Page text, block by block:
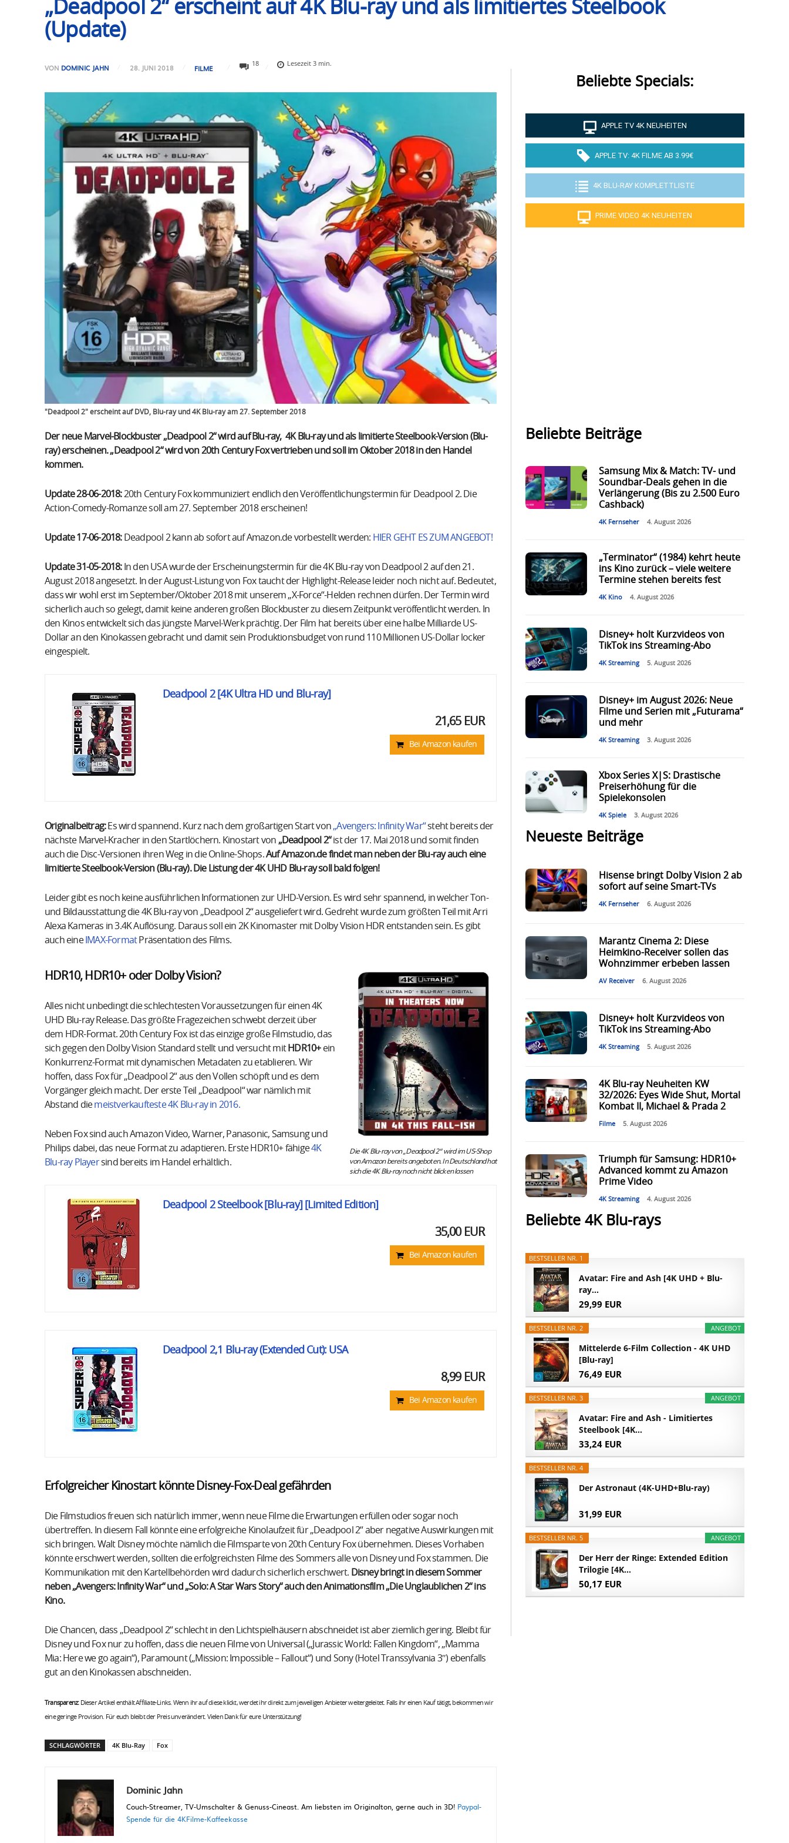
„Deadpool 2“ erscheint auf 4K Blu-ray und als limitiertes Steelbook
(Update)
VON DOMINIC JAHN 28. JUNI 2018 FILME
18 Lesezeit3 min.
"Deadpool 2" erscheint auf DVD, Blu-ray und 4K Blu-ray am 27. September 2018
Der neue Marvel-Blockbuster „Deadpool 2“ wird auf Blu-ray, 4K Blu-ray und als limitierte Steelbook-Version (Blu-
ray) erscheinen. „Deadpool 2“ wird von 20th Century Fox vertrieben und soll im Oktober 2018 in den Handel
kommen.
Update 28-06-2018:20th Century Fox kommuniziert endlich den Veröffentlichungstermin für Deadpool 2. Die
Action-Comedy-Romanze soll am 27. September 2018 erscheinen!
Update 17-06-2018:Deadpool 2 kann ab sofort auf Amazon.de vorbestellt werden: HIER GEHT ES ZUM ANGEBOT!
Update 31-05-2018:In den USA wurde der Erscheinungstermin für die 4K Blu-ray von Deadpool 2 auf den 21.
August 2018 angesetzt. In der August-Listung von Fox taucht der Highlight-Release leider noch nicht auf. Bedeutet,
dass wir wohl erst im September/Oktober 2018 mit unserem „X-Force“-Helden rechnen dürfen. Der Termin wird
sicherlich auch so gelegt, damit keine anderen großen Blockbuster zu diesem Zeitpunkt veröffentlicht werden. In
den Kinos entwickelt sich das jüngste Marvel-Werk prächtig. Der Film hat bereits über eine halbe Milliarde US-
Dollar an den Kinokassen gebracht und damit sein Produktionsbudget von rund 110 Millionen US-Dollar locker
eingespielt.
Deadpool 2 [4K Ultra HD und Blu-ray]
21,65 EUR
Bei Amazon kaufen
Originalbeitrag:Es wird spannend. Kurz nach dem großartigen Start von „Avengers: Infinity War“steht bereits der
nächste Marvel-Kracher in den Startlöchern. Kinostart von „Deadpool 2“ist der 17. Mai 2018 und somit finden
auch die Disc-Versionen ihren Weg in die Online-Shops.Auf Amazon.de findet man neben der Blu-ray auch eine
limitierte Steelbook-Version (Blu-ray). Die Listung der 4K UHD Blu-ray soll bald folgen!
Leider gibt es noch keine ausführlichen Informationen zur UHD-Version. Es wird sehr spannend, in welcher Ton-
und Bildausstattung die 4K Blu-ray von „Deadpool 2“ ausgeliefert wird. Gedreht wurde zum größten Teil mit Arri
Alexa Kameras in 3.4K Auflösung. Daraus soll ein 2K Kinomaster mit Dolby Vision HDR entstanden sein. Es gibt
auch eine IMAX-FormatPräsentation des Films.
Die 4K Blu-ray von „Deadpool 2“ wird im US-Shop
von Amazon bereits angeboten. In Deutschland hat
sich die 4K Blu-ray noch nicht blicken lassen
HDR10, HDR10+ oder Dolby Vision?
Alles nicht unbedingt die schlechtesten Voraussetzungen für einen 4K
UHD Blu-ray Release. Das größte Fragezeichen schwebt derzeit über
dem HDR-Format. 20th Century Fox ist das einzige große Filmstudio, das
sich gegen den Dolby Vision Standard stellt und versucht mit HDR10+ein
Konkurrenz-Format mit dynamischen Metadaten zu etablieren. Wir
hoffen, dass Fox für „Deadpool 2“ aus den Vollen schöpft und es dem
Vorgänger gleich macht. Der erste Teil „Deadpool“ war nämlich mit
Abstand diemeistverkaufteste 4K Blu-ray in 2016.
Neben Fox sind auch Amazon Video, Warner, Panasonic, Samsung und
Philips dabei, das neue Format zu adaptieren. Erste HDR10+ fähige4K
Blu-ray Playersind bereits im Handel erhältlich.
Deadpool 2 Steelbook [Blu-ray] [Limited Edition]
35,00 EUR
Bei Amazon kaufen
Deadpool 2,1 Blu-ray (Extended Cut): USA
8,99 EUR
Bei Amazon kaufen
Erfolgreicher Kinostart könnte Disney-Fox-Deal gefährden
Die Filmstudios freuen sich natürlich immer, wenn neue Filme die Erwartungen erfüllen oder sogar noch
übertreffen. In diesem Fall könnte eine erfolgreiche Kinolaufzeit für „Deadpool 2“ aber negative Auswirkungen mit
sich bringen. Walt Disney möchte nämlich die Filmsparte von 20th Century Fox übernehmen. Dieses Vorhaben
könnte erschwert werden, sollten die erfolgreichsten Filme des Sommers alle von Disney und Fox stammen. Die
Kommunikation mit den Kartellbehörden wird dadurch sicherlich erschwert. Disney bringt in diesem Sommer
neben „Avengers: Infinity War“ und „Solo: A Star Wars Story“ auch den Animationsfilm „Die Unglaublichen 2“ ins
Kino.
Die Chancen, dass „Deadpool 2“ schlecht in den Lichtspielhäusern abschneidet ist aber ziemlich gering. Bleibt für
Disney und Fox nur zu hoffen, dass die neuen Filme von Universal („Jurassic World: Fallen Kingdom“, „Mamma
Mia: Here we go again“), Paramount („Mission: Impossible – Fallout“) und Sony (Hotel Transsylvania 3″) ebenfalls
gut an den Kinokassen abschneiden.
Transparenz:Dieser Artikel enthält Affiliate-Links. Wenn ihr auf diese klickt, werdet ihr direkt zum jeweiligen Anbieter weitergeleitet. Falls ihr einen Kauf tätigt, bekommen wir
eine geringe Provision. Für euch bleibt der Preis unverändert. Vielen Dank für eure Unterstützung!
SCHLAGWÖRTER 4K Blu-Ray Fox
Dominic Jahn
Couch-Streamer, TV-Umschalter & Genuss-Cineast. Am liebsten im Originalton, gerne auch in 3D! Paypal-
Spende für die 4KFilme-Kaffeekasse
Beliebte Specials:
APPLE TV 4K NEUHEITEN
APPLE TV: 4K FILME AB 3.99€
4K BLU-RAY KOMPLETTLISTE
PRIME VIDEO 4K NEUHEITEN
Beliebte Beiträge
Samsung Mix & Match: TV- und
Soundbar-Deals gehen in die
Verlängerung (Bis zu 2.500 Euro
Cashback)
4K Fernseher 4. August 2026
„Terminator“ (1984) kehrt heute
ins Kino zurück – viele weitere
Termine stehen bereits fest
4K Kino 4. August 2026
Disney+ holt Kurzvideos von
TikTok ins Streaming-Abo
4K Streaming 5. August 2026
Disney+ im August 2026: Neue
Filme und Serien mit „Futurama“
und mehr
4K Streaming 3. August 2026
Xbox Series X|S: Drastische
Preiserhöhung für die
Spielekonsolen
4K Spiele 3. August 2026
Neueste Beiträge
Hisense bringt Dolby Vision 2 ab
sofort auf seine Smart-TVs
4K Fernseher 6. August 2026
Marantz Cinema 2: Diese
Heimkino-Receiver sollen das
Wohnzimmer erbeben lassen
AV Receiver 6. August 2026
Disney+ holt Kurzvideos von
TikTok ins Streaming-Abo
4K Streaming 5. August 2026
4K Blu-ray Neuheiten KW
32/2026: Eyes Wide Shut, Mortal
Kombat II, Michael & Prada 2
Filme 5. August 2026
Triumph für Samsung: HDR10+
Advanced kommt zu Amazon
Prime Video
4K Streaming 4. August 2026
Beliebte 4K Blu-rays
BESTSELLER NR. 1
Avatar: Fire and Ash [4K UHD + Blu-
ray...
29,99 EUR
ANGEBOT
BESTSELLER NR. 2
Mittelerde 6-Film Collection - 4K UHD
[Blu-ray]
76,49 EUR
ANGEBOT
BESTSELLER NR. 3
Avatar: Fire and Ash - Limitiertes
Steelbook [4K...
33,24 EUR
BESTSELLER NR. 4
Der Astronaut (4K-UHD+Blu-ray)
31,99 EUR
ANGEBOT
BESTSELLER NR. 5
Der Herr der Ringe: Extended Edition
Trilogie [4K...
50,17 EUR